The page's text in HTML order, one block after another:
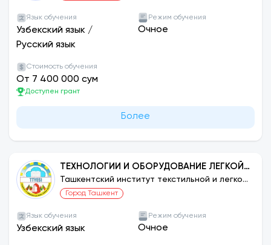
Язык обучения
Узбекский язык /
Русский язык
Режим обучения
Очное
Стоимость обучения
От 7 400 000 сум
Доступен грант
Более
ТЕХНОЛОГИИ И ОБОРУДОВАНИЕ ЛЕГКОЙ
ПРОМЫШЛЕННОСТИ: ПРОИЗВОДСТВО И
ОСНАЩЕНИЕ ОБУВИ, КОЖГАЛАНТЕРЕИ
Ташкентский институт текстильной и легкой
промышленности
Город Ташкент
Язык обучения
Узбекский язык
Режим обучения
Очное